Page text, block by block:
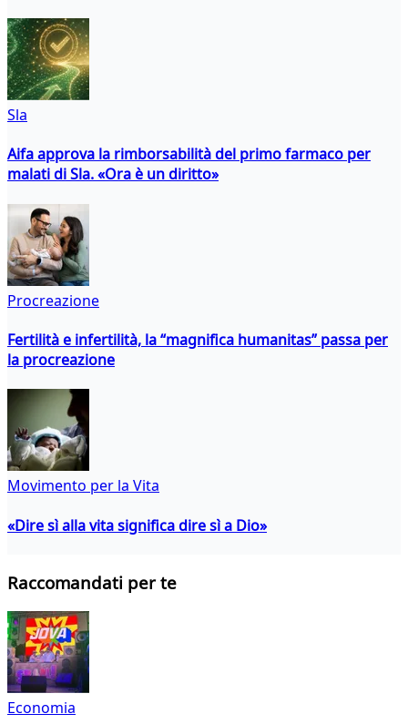
Sla
Aifa approva la rimborsabilità del primo farmaco per
malati di Sla. «Ora è un diritto»
Procreazione
Fertilità e infertilità, la “magnifica humanitas” passa per
la procreazione
Movimento per la Vita
«Dire sì alla vita significa dire sì a Dio»
Raccomandati per te
Economia